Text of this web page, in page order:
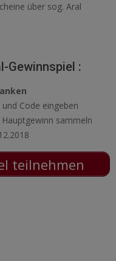
über sog. Aral
Gewinnspiel :
Code eingeben
sammeln
teilnehmen